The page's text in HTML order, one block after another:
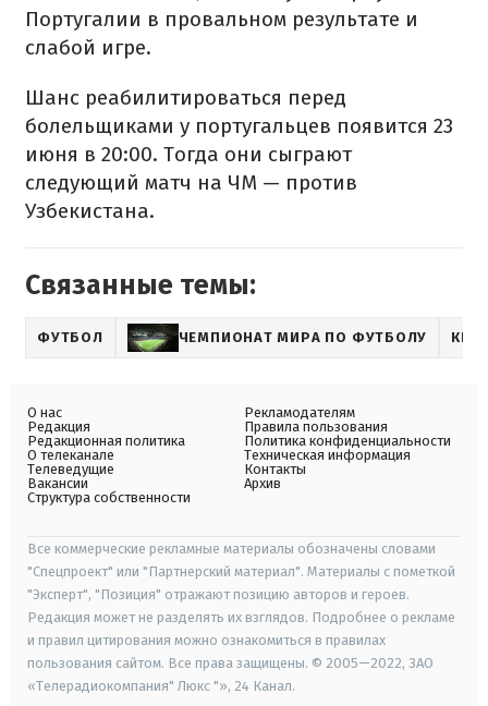
Португалии в провальном результате и
слабой игре.
Шанс реабилитироваться перед
болельщиками у португальцев появится 23
июня в 20:00. Тогда они сыграют
следующий матч на ЧМ — против
Узбекистана.
Связанные темы:
ФУТБОЛ ЧЕМПИОНАТ МИРА ПО ФУТБОЛУ
О нас
Редакция
Редакционная политика
О телеканале
Телеведущие
Вакансии
Структура собственности
Рекламодателям
Правила пользования
Политика конфиденциальности
Техническая информация
Контакты
Архив
Все коммерческие рекламные материалы обозначены словами
"Спецпроект" или "Партнерский материал". Материалы с пометкой
"Эксперт", "Позиция" отражают позицию авторов и героев.
Редакция может не разделять их взглядов. Подробнее о рекламе
и правил цитирования можно ознакомиться в правилах
пользования сайтом. Все права защищены. © 2005—2022, ЗАО
«Телерадиокомпания" Люкс "», 24 Канал.